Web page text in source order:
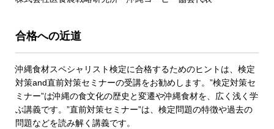
合格への近道
沖縄食材スペシャリスト検定に合格するためのヒントは、検定
対策and直前対策セミナーの受講をお勧めします。”検定対策セ
ミナー”は沖縄の食文化の歴史と変遷や沖縄食材を、広く浅く学
ぶ講義です。”直前対策セミナー”は、検定問題の特徴や過去の
問題などを読み解く講義です。